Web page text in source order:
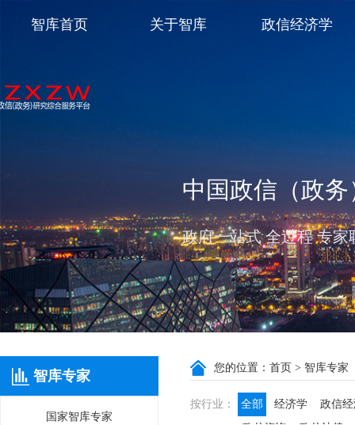
中国政信（政
政府一站式 全过程 专
智库首页 关于智库 政信经济学
智库专家
国家智库专家
您的位置： 首页 > 智库专家
按行业： 全部 经济学
政信